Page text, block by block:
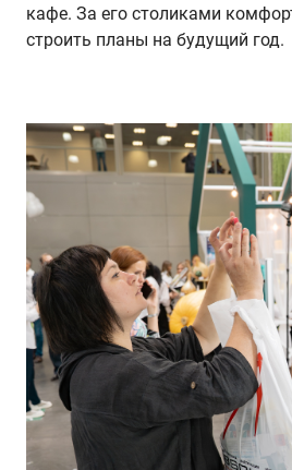
кафе. За его столиками
строить планы на будущий год.